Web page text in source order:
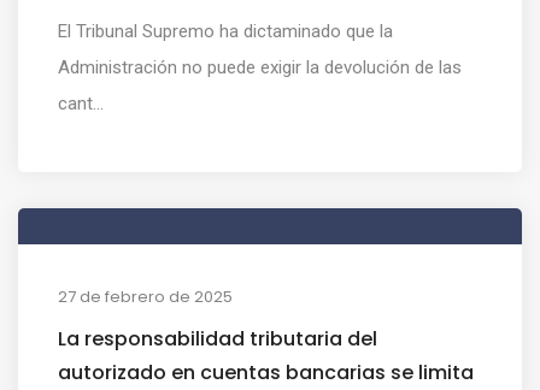
El Tribunal Supremo ha dictaminado que la
Administración no puede exigir la devolución de las
cant...
27 de febrero de 2025
La responsabilidad tributaria del
autorizado en cuentas bancarias se limita